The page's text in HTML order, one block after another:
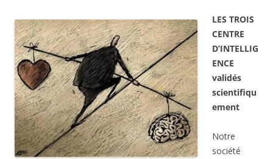
LES TROIS
CENTRE
D’INTELLIG
ENCE
validés
scientifiqu
ement
Notre
société